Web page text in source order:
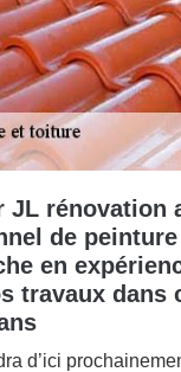
JL rénovation
de
en
travaux dans
d’ici